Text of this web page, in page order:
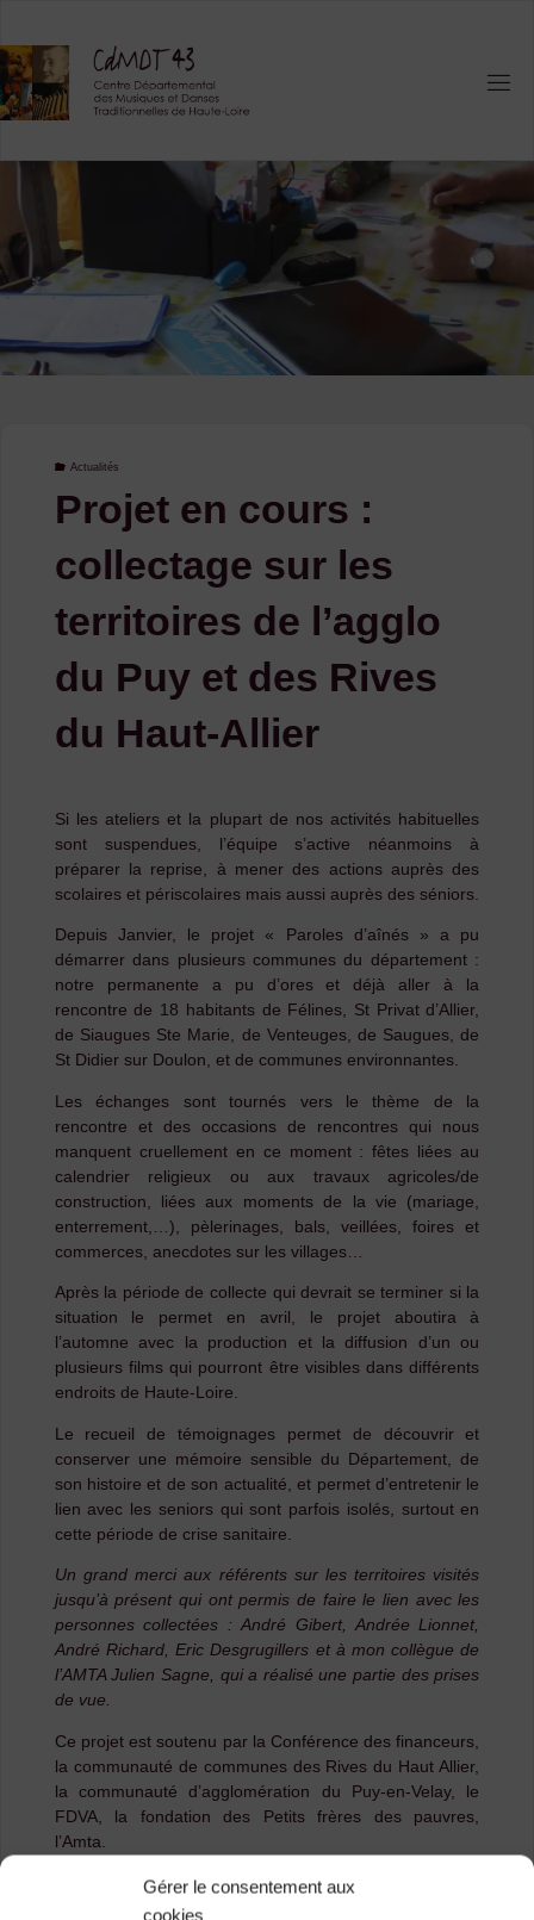
Gérer le consentement aux
cookies
content
Actualités
Projet en cours :
collectage sur les
territoires de l’agglo
du Puy et des Rives
du Haut-Allier
Si les ateliers et la plupart de nos activités habituelles
sont suspendues, l’équipe s’active néanmoins à
préparer la reprise, à mener des actions auprès des
scolaires et périscolaires mais aussi auprès des séniors.
Depuis Janvier, le projet « Paroles d’aînés » a pu
démarrer dans plusieurs communes du département :
notre permanente a pu d’ores et déjà aller à la
rencontre de 18 habitants de Félines, St Privat d’Allier,
de Siaugues Ste Marie, de Venteuges, de Saugues, de
St Didier sur Doulon, et de communes environnantes.
Les échanges sont tournés vers le thème de la
rencontre et des occasions de rencontres qui nous
manquent cruellement en ce moment : fêtes liées au
calendrier religieux ou aux travaux agricoles/de
construction, liées aux moments de la vie (mariage,
enterrement,…), pèlerinages, bals, veillées, foires et
commerces, anecdotes sur les villages…
Après la période de collecte qui devrait se terminer si la
situation le permet en avril, le projet aboutira à
l’automne avec la production et la diffusion d’un ou
plusieurs films qui pourront être visibles dans différents
endroits de Haute-Loire.
Le recueil de témoignages permet de découvrir et
conserver une mémoire sensible du Département, de
son histoire et de son actualité, et permet d’entretenir le
lien avec les seniors qui sont parfois isolés, surtout en
cette période de crise sanitaire.
Un grand merci aux référents sur les territoires visités
jusqu’à présent qui ont permis de faire le lien avec les
personnes collectées : André Gibert, Andrée Lionnet,
André Richard, Eric Desgrugillers et à mon collègue de
l’AMTA Julien Sagne, qui a réalisé une partie des prises
de vue.
Ce projet est soutenu par la Conférence des financeurs,
la communauté de communes des Rives du Haut Allier,
la communauté d’agglomération du Puy-en-Velay, le
FDVA, la fondation des Petits frères des pauvres,
l’Amta.